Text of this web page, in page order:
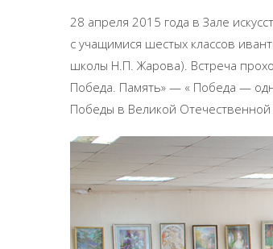
28 апреля 2015 года в Зале
с учащимися шестых классов
школы Н.П. Жарова). Встреча
Победа. Память» — « Победа —
Победы в Великой